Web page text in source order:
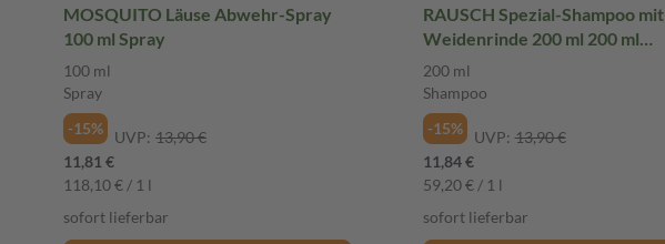
MOSQUITO Läuse Abwehr-Spray
100 ml Spray
100 ml
Spray
-15%
UVP: 13,90 €
11,81 €
118,10 € / 1 l
sofort lieferbar
RAUSCH Spezial-Shampoo mit
Weidenrinde 200 ml 200 ml
Shampoo
200 ml
Shampoo
-15%
UVP: 13,90 €
11,84 €
59,20 € / 1 l
sofort lieferbar